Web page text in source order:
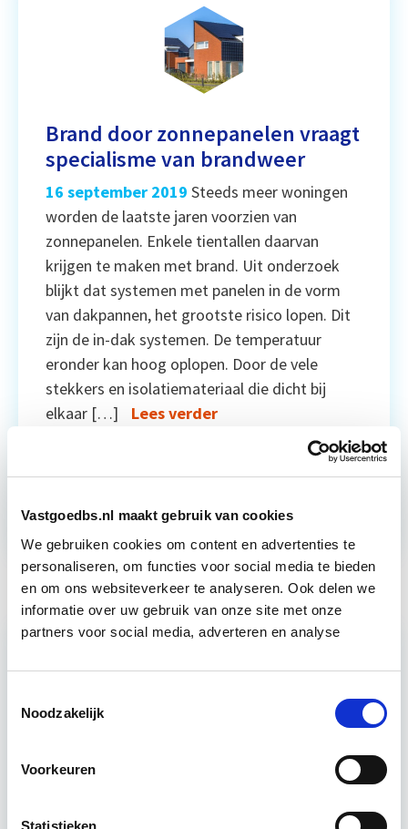
Vastgoedbs.nl maakt gebruik van cookies
We gebruiken cookies om content en advertenties te
personaliseren, om functies voor social media te bieden
en om ons websiteverkeer te analyseren. Ook delen we
informatie over uw gebruik van onze site met onze
partners voor social media, adverteren en analyse
Noodzakelijk
Voorkeuren
Statistieken
Brand door zonnepanelen vraagt
specialisme van brandweer
16 september 2019 Steeds meer woningen
worden de laatste jaren voorzien van
zonnepanelen. Enkele tientallen daarvan
krijgen te maken met brand. Uit onderzoek
blijkt dat systemen met panelen in de vorm
van dakpannen, het grootste risico lopen. Dit
zijn de in-dak systemen. De temperatuur
eronder kan hoog oplopen. Door de vele
stekkers en isolatiemateriaal die dicht bij
elkaar […]
Lees verder
Talloze projecten in onzekerheid
door stikstofuitspraak Raad van